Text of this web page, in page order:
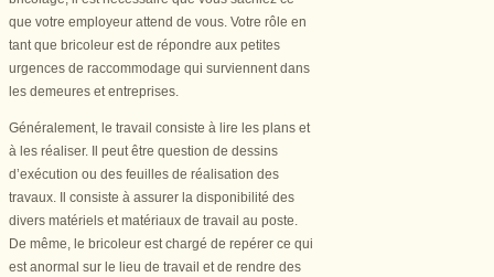
que votre employeur attend de vous. Votre rôle en
tant que bricoleur est de répondre aux petites
urgences de raccommodage qui surviennent dans
les demeures et entreprises.
Généralement, le travail consiste à lire les plans et
à les réaliser. Il peut être question de dessins
d’exécution ou des feuilles de réalisation des
travaux. Il consiste à assurer la disponibilité des
divers matériels et matériaux de travail au poste.
De même, le bricoleur est chargé de repérer ce qui
est anormal sur le lieu de travail et de rendre des